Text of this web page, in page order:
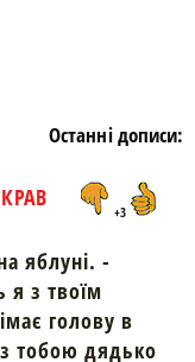
Останні дописи:
+3
яблуні. -
я з твоїм
голову в
з тобою дядько